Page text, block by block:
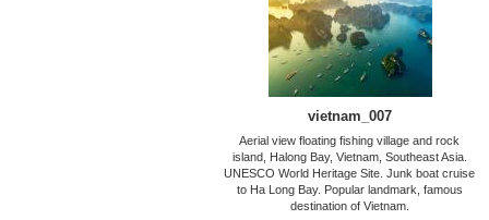
vietnam_007
Aerial view floating fishing village and rock
island, Halong Bay, Vietnam, Southeast Asia.
UNESCO World Heritage Site. Junk boat cruise
to Ha Long Bay. Popular landmark, famous
destination of Vietnam.